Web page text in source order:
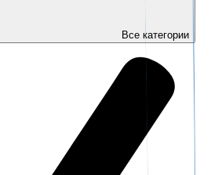
Все категории